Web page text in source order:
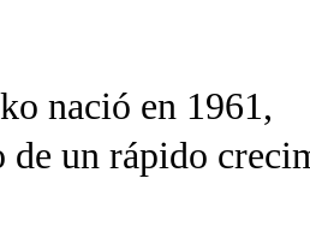
nació en 1961,
de un rápido